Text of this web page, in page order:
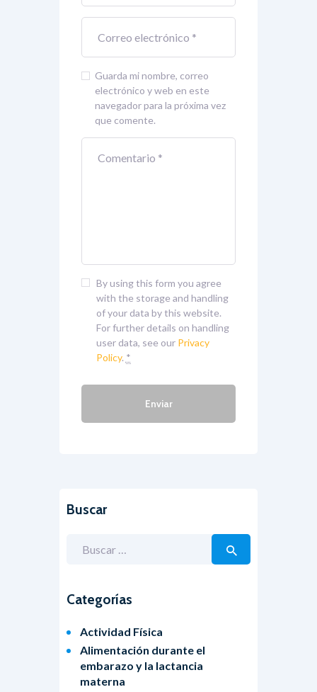
Guarda mi nombre, correo
electrónico y web en este
navegador para la próxima vez
que comente.
By using this form you agree
with the storage and handling
of your data by this website.
For further details on handling
user data, see our Privacy
Policy. *
Buscar
Categorías
Actividad Física
Alimentación durante el
embarazo y la lactancia
materna